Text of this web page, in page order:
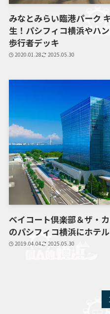
みなとみらい臨港パーク
生！パシフィコ横浜やハ
歩行者デッキ
2020.01.28 2025.05.30
ベイコート倶楽部＆ザ・
のパシフィコ横浜にホテ
2019.04.04 2025.05.30